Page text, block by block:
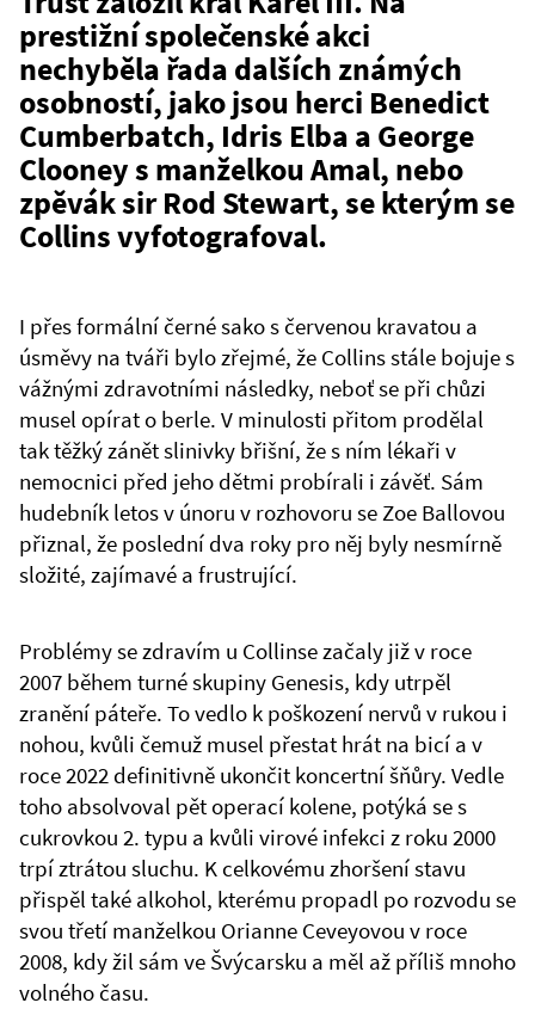
prestižní společenské akci
nechyběla řada dalších známých
osobností, jako jsou herci Benedict
Cumberbatch, Idris Elba a George
Clooney s manželkou Amal, nebo
zpěvák sir Rod Stewart, se kterým se
Collins vyfotografoval.
I přes formální černé sako s červenou kravatou a
úsměvy na tváři bylo zřejmé, že Collins stále bojuje s
vážnými zdravotními následky, neboť se při chůzi
musel opírat o berle. V minulosti přitom prodělal
tak těžký zánět slinivky břišní, že s ním lékaři v
nemocnici před jeho dětmi probírali i závěť. Sám
hudebník letos v únoru v rozhovoru se Zoe Ballovou
přiznal, že poslední dva roky pro něj byly nesmírně
složité, zajímavé a frustrující.
Problémy se zdravím u Collinse začaly již v roce
2007 během turné skupiny Genesis, kdy utrpěl
zranění páteře. To vedlo k poškození nervů v rukou i
nohou, kvůli čemuž musel přestat hrát na bicí a v
roce 2022 definitivně ukončit koncertní šňůry. Vedle
toho absolvoval pět operací kolene, potýká se s
cukrovkou 2. typu a kvůli virové infekci z roku 2000
trpí ztrátou sluchu. K celkovému zhoršení stavu
přispěl také alkohol, kterému propadl po rozvodu se
svou třetí manželkou Orianne Ceveyovou v roce
2008, kdy žil sám ve Švýcarsku a měl až příliš mnoho
volného času.